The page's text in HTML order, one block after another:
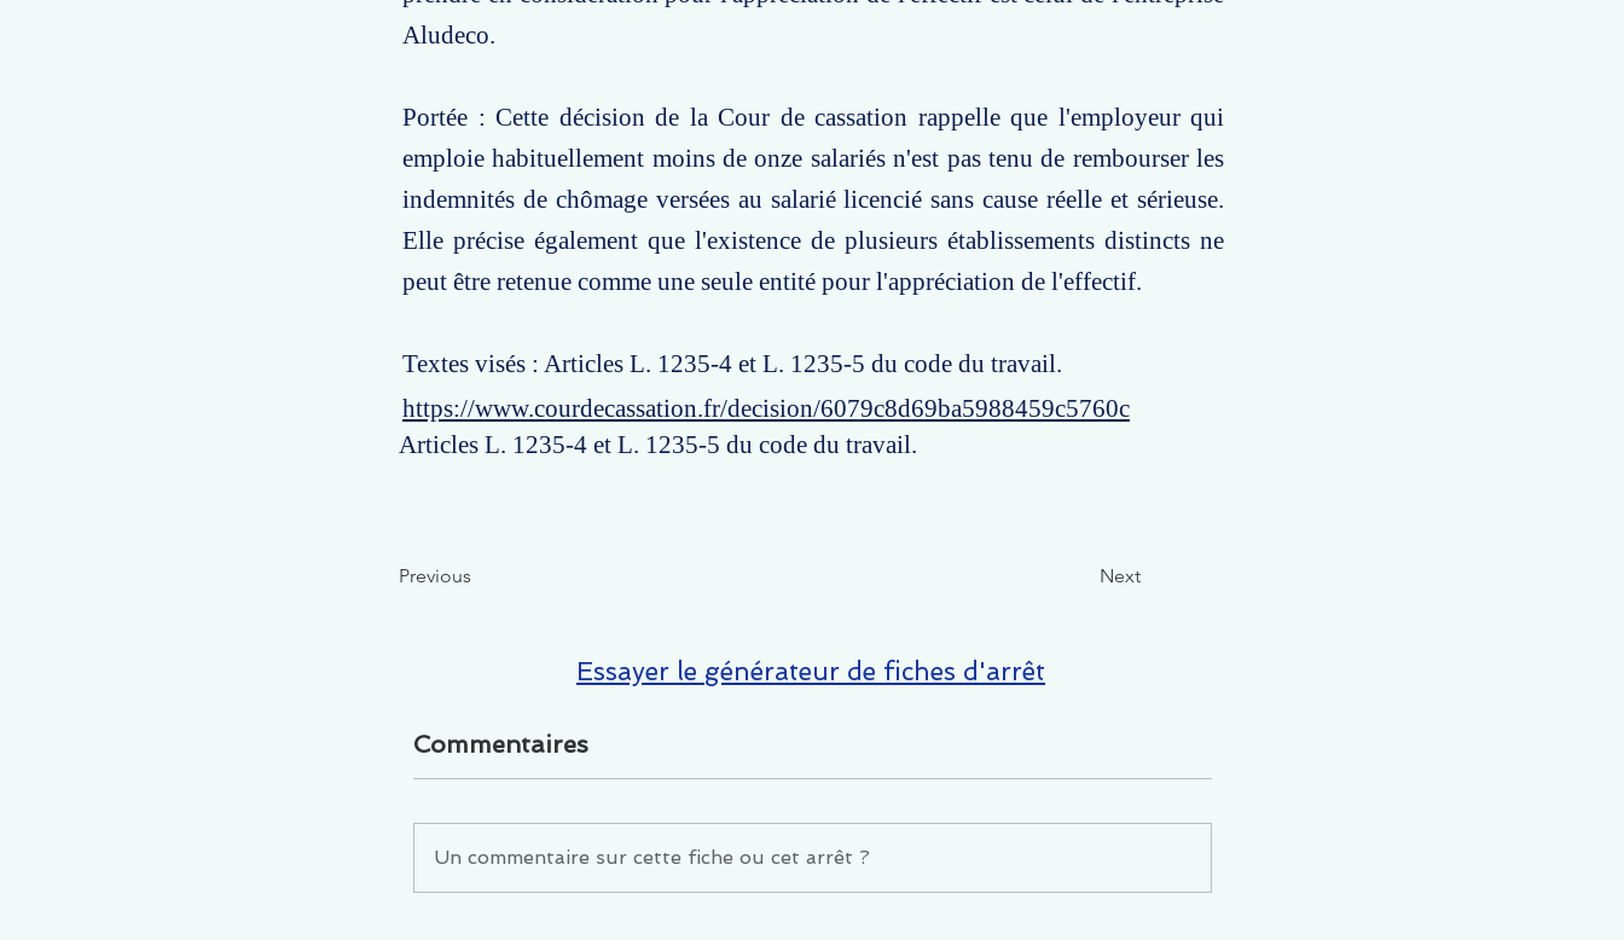
Aludeco.
Portée : Cette décision de la Cour de cassation rappelle que l'employeur qui
emploie habituellement moins de onze salariés n'est pas tenu de rembourser les
indemnités de chômage versées au salarié licencié sans cause réelle et sérieuse.
Elle précise également que l'existence de plusieurs établissements distincts ne
peut être retenue comme une seule entité pour l'appréciation de l'effectif.
Textes visés : Articles L. 1235-4 et L. 1235-5 du code du travail.
https://www.courdecassation.fr/decision/6079c8d69ba5988459c5760c
Articles L. 1235-4 et L. 1235-5 du code du travail.
Previous Next
Essayer le générateur de fiches d'arrêt
Commentaires
Un commentaire sur cette fiche ou cet arrêt ?